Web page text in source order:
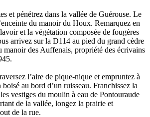
et pénétrez dans la vallée de Guérouse. Le
du manoir du Houx. Remarquez en
et la végétation composée de fougères
arrivez sur la D114 au pied du grand cèdre
manoir des Auffenais, propriété des écrivains
l’aire de pique-nique et empruntez à
au bord d’un ruisseau. Franchissez la
vestiges du moulin à eau de Pontouraude
de la vallée, longez la prairie et
de la rue.